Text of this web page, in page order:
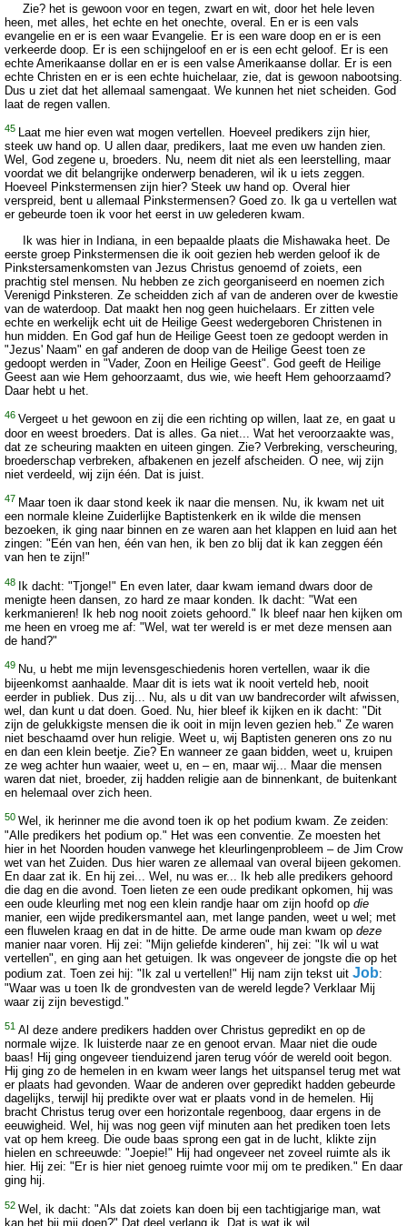
Zie? het is gewoon voor en tegen, zwart en wit, door het hele leven
heen, met alles, het echte en het onechte, overal. En er is een vals
evangelie en er is een waar Evangelie. Er is een ware doop en er is een
verkeerde doop. Er is een schijngeloof en er is een echt geloof. Er is een
echte Amerikaanse dollar en er is een valse Amerikaanse dollar. Er is een
echte Christen en er is een echte huichelaar, zie, dat is gewoon nabootsing.
Dus u ziet dat het allemaal samengaat. We kunnen het niet scheiden. God
laat de regen vallen.
45 Laat me hier even wat mogen vertellen. Hoeveel predikers zijn hier,
steek uw hand op. U allen daar, predikers, laat me even uw handen zien.
Wel, God zegene u, broeders. Nu, neem dit niet als een leerstelling, maar
voordat we dit belangrijke onderwerp benaderen, wil ik u iets zeggen.
Hoeveel Pinkstermensen zijn hier? Steek uw hand op. Overal hier
verspreid, bent u allemaal Pinkstermensen? Goed zo. Ik ga u vertellen wat
er gebeurde toen ik voor het eerst in uw gelederen kwam.
Ik was hier in Indiana, in een bepaalde plaats die Mishawaka heet. De
eerste groep Pinkstermensen die ik ooit gezien heb werden geloof ik de
Pinkstersamenkomsten van Jezus Christus genoemd of zoiets, een
prachtig stel mensen. Nu hebben ze zich georganiseerd en noemen zich
Verenigd Pinksteren. Ze scheidden zich af van de anderen over de kwestie
van de waterdoop. Dat maakt hen nog geen huichelaars. Er zitten vele
echte en werkelijk echt uit de Heilige Geest wedergeboren Christenen in
hun midden. En God gaf hun de Heilige Geest toen ze gedoopt werden in
"Jezus' Naam" en gaf anderen de doop van de Heilige Geest toen ze
gedoopt werden in "Vader, Zoon en Heilige Geest". God geeft de Heilige
Geest aan wie Hem gehoorzaamt, dus wie, wie heeft Hem gehoorzaamd?
Daar hebt u het.
46 Vergeet u het gewoon en zij die een richting op willen, laat ze, en gaat u
door en weest broeders. Dat is alles. Ga niet... Wat het veroorzaakte was,
dat ze scheuring maakten en uiteen gingen. Zie? Verbreking, verscheuring,
broederschap verbreken, afbakenen en jezelf afscheiden. O nee, wij zijn
niet verdeeld, wij zijn één. Dat is juist.
47 Maar toen ik daar stond keek ik naar die mensen. Nu, ik kwam net uit
een normale kleine Zuiderlijke Baptistenkerk en ik wilde die mensen
bezoeken, ik ging naar binnen en ze waren aan het klappen en luid aan het
zingen: "Eén van hen, één van hen, ik ben zo blij dat ik kan zeggen één
van hen te zijn!"
48
Ik dacht: "Tjonge!" En even later, daar kwam iemand dwars door de
menigte heen dansen, zo hard ze maar konden. Ik dacht: "Wat een
kerkmanieren! Ik heb nog nooit zoiets gehoord." Ik bleef naar hen kijken om
me heen en vroeg me af: "Wel, wat ter wereld is er met deze mensen aan
de hand?"
49 Nu, u hebt me mijn levensgeschiedenis horen vertellen, waar ik die
bijeenkomst aanhaalde. Maar dit is iets wat ik nooit verteld heb, nooit
eerder in publiek. Dus zij... Nu, als u dit van uw bandrecorder wilt afwissen,
wel, dan kunt u dat doen. Goed. Nu, hier bleef ik kijken en ik dacht: "Dit
zijn de gelukkigste mensen die ik ooit in mijn leven gezien heb." Ze waren
niet beschaamd over hun religie. Weet u, wij Baptisten generen ons zo nu
en dan een klein beetje. Zie? En wanneer ze gaan bidden, weet u, kruipen
ze weg achter hun waaier, weet u, en – en, maar wij... Maar die mensen
waren dat niet, broeder, zij hadden religie aan de binnenkant, de buitenkant
en helemaal over zich heen.
50 Wel, ik herinner me die avond toen ik op het podium kwam. Ze zeiden:
"Alle predikers het podium op." Het was een conventie. Ze moesten het
hier in het Noorden houden vanwege het kleurlingenprobleem – de Jim Crow
wet van het Zuiden. Dus hier waren ze allemaal van overal bijeen gekomen.
En daar zat ik. En hij zei... Wel, nu was er... Ik heb alle predikers gehoord
die dag en die avond. Toen lieten ze een oude predikant opkomen, hij was
een oude kleurling met nog een klein randje haar om zijn hoofd op die
manier, een wijde predikersmantel aan, met lange panden, weet u wel; met
een fluwelen kraag en dat in de hitte. De arme oude man kwam op deze
manier naar voren. Hij zei: "Mijn geliefde kinderen", hij zei: "Ik wil u wat
vertellen", en ging aan het getuigen. Ik was ongeveer de jongste die op het
podium zat. Toen zei hij: "Ik zal u vertellen!" Hij nam zijn tekst uit Job:
"Waar was u toen Ik de grondvesten van de wereld legde? Verklaar Mij
waar zij zijn bevestigd."
51 Al deze andere predikers hadden over Christus gepredikt en op de
normale wijze. Ik luisterde naar ze en genoot ervan. Maar niet die oude
baas! Hij ging ongeveer tienduizend jaren terug vóór de wereld ooit begon.
Hij ging zo de hemelen in en kwam weer langs het uitspansel terug met wat
er plaats had gevonden. Waar de anderen over gepredikt hadden gebeurde
dagelijks, terwijl hij predikte over wat er plaats vond in de hemelen. Hij
bracht Christus terug over een horizontale regenboog, daar ergens in de
eeuwigheid. Wel, hij was nog geen vijf minuten aan het prediken toen Iets
vat op hem kreeg. Die oude baas sprong een gat in de lucht, klikte zijn
hielen en schreeuwde: "Joepie!" Hij had ongeveer net zoveel ruimte als ik
hier. Hij zei: "Er is hier niet genoeg ruimte voor mij om te prediken." En daar
ging hij.
52 Wel, ik dacht: "Als dat zoiets kan doen bij een tachtigjarige man, wat
kan het bij mij doen?" Dat deel verlang ik. Dat is wat ik wil.